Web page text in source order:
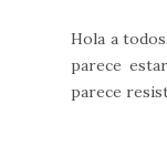
Hola a
parece
parece